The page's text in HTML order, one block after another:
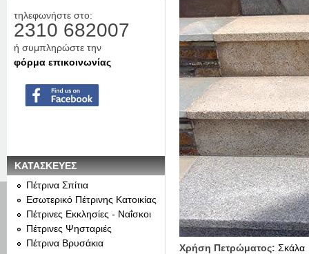
Χρήση Πετρώματος: Σκάλα
τηλεφωνήστε στο:
2310 682007
ή συμπληρώστε την
φόρμα επικοινωνίας
ΚΑΤΑΣΚΕΥΕΣ
Πέτρινα Σπίτια
Εσωτερικό Πέτρινης Κατοικίας
Πέτρινες Εκκλησίες - Ναΐσκοι
Πέτρινες Ψησταριές
Πέτρινα Βρυσάκια